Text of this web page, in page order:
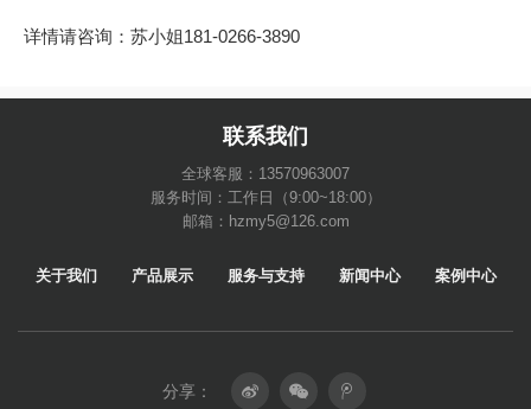
详情请咨询：苏小姐181-0266-3890
联系我们
全球客服：13570963007
服务时间：工作日（9:00~18:00）
邮箱：hzmy5@126.com
关于我们 产品展示 服务与支持 新闻中心 案例中心
分享：